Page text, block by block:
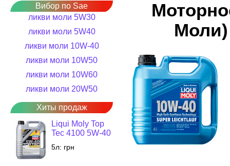
Вибор по Sae
ликви моли 5W30
ликви моли 5W40
ликви моли 10W-40
ликви моли 10W50
ликви моли 10W60
ликви моли 20W50
Хиты продаж
Liqui Moly Top
Tec 4100 5W-40
5л: грн
Моли)